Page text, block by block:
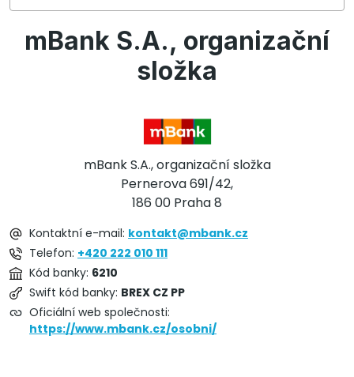
mBank S.A., organizační
složka
mBank S.A., organizační složka
Pernerova 691/42,
186 00 Praha 8
Kontaktní e-mail: kontakt@mbank.cz
Telefon: +420 222 010 111
Kód banky: 6210
Swift kód banky: BREX CZ PP
Oficiální web společnosti:
https://www.mbank.cz/osobni/